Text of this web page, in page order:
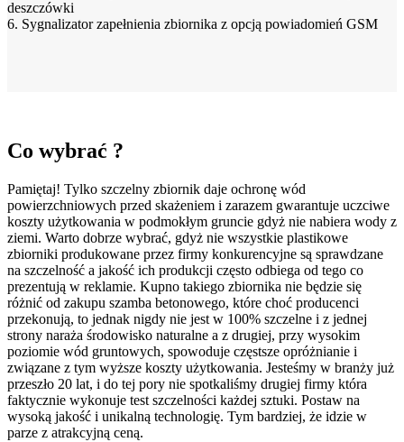
deszczówki
6. Sygnalizator zapełnienia zbiornika z opcją powiadomień GSM
Co wybrać ?
Pamiętaj! Tylko szczelny zbiornik daje ochronę wód
powierzchniowych przed skażeniem i zarazem gwarantuje uczciwe
koszty użytkowania w podmokłym gruncie gdyż nie nabiera wody z
ziemi. Warto dobrze wybrać, gdyż nie wszystkie plastikowe
zbiorniki produkowane przez firmy konkurencyjne są sprawdzane
na szczelność a jakość ich produkcji często odbiega od tego co
prezentują w reklamie. Kupno takiego zbiornika nie będzie się
różnić od zakupu szamba betonowego, które choć producenci
przekonują, to jednak nigdy nie jest w 100% szczelne i z jednej
strony naraża środowisko naturalne a z drugiej, przy wysokim
poziomie wód gruntowych, spowoduje częstsze opróżnianie i
związane z tym wyższe koszty użytkowania. Jesteśmy w branży już
przeszło 20 lat, i do tej pory nie spotkaliśmy drugiej firmy która
faktycznie wykonuje test szczelności każdej sztuki. Postaw na
wysoką jakość i unikalną technologię. Tym bardziej, że idzie w
parze z atrakcyjną ceną.